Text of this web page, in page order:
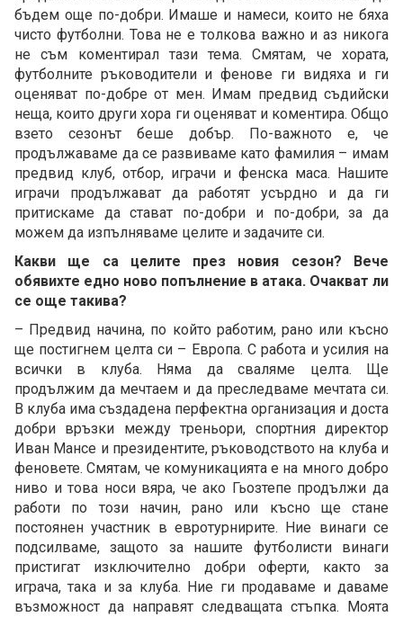
бъдем още по-добри. Имаше и намеси, които не бяха
чисто футболни. Това не е толкова важно и аз никога
не съм коментирал тази тема. Смятам, че хората,
футболните ръководители и фенове ги видяха и ги
оценяват по-добре от мен. Имам предвид съдийски
неща, които други хора ги оценяват и коментира. Общо
взето сезонът беше добър. По-важното е, че
продължаваме да се развиваме като фамилия – имам
предвид клуб, отбор, играчи и фенска маса. Нашите
играчи продължават да работят усърдно и да ги
притискаме да стават по-добри и по-добри, за да
можем да изпълняваме целите и задачите си.
Какви ще са целите през новия сезон? Вече
обявихте едно ново попълнение в атака. Очакват ли
се още такива?
– Предвид начина, по който работим, рано или късно
ще постигнем целта си – Европа. С работа и усилия на
всички в клуба. Няма да сваляме целта. Ще
продължим да мечтаем и да преследваме мечтата си.
В клуба има създадена перфектна организация и доста
добри връзки между треньори, спортния директор
Иван Мансе и президентите, ръководството на клуба и
феновете. Смятам, че комуникацията е на много добро
ниво и това носи вяра, че ако Гьозтепе продължи да
работи по този начин, рано или късно ще стане
постоянен участник в евротурнирите. Ние винаги се
подсилваме, защото за нашите футболисти винаги
пристигат изключително добри оферти, както за
играча, така и за клуба. Ние ги продаваме и даваме
възможност да направят следващата стъпка. Моята